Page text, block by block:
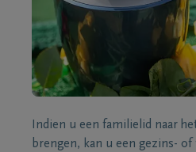
Indien u een familielid naar
brengen, kan u een gezins-